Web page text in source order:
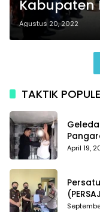
Kabupaten
Sak di
Agustus 20, 2022
TAKTIK
April 19,